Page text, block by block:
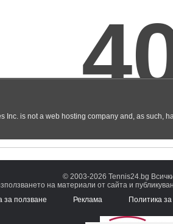
© 2003-2026 Tennis24.bg
на материали от сайта и
за ползване
Реклама Политика